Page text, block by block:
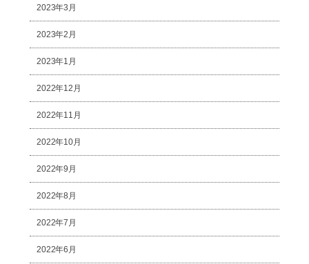
2023年3月
2023年2月
2023年1月
2022年12月
2022年11月
2022年10月
2022年9月
2022年8月
2022年7月
2022年6月